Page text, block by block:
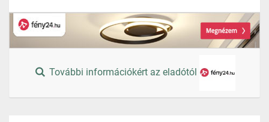
További információkért az eladótól